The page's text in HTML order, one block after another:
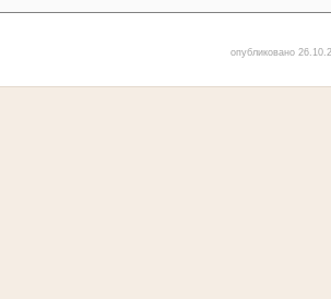
опубликовано